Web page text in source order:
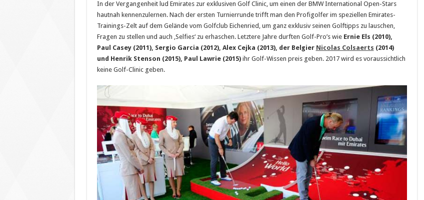
In der Vergangenheit lud Emirates zur exklusiven Golf Clinic, um einen der BMW International Open-Stars
hautnah kennenzulernen. Nach der ersten Turnierrunde trifft man den Profigolfer im speziellen Emirates-
Trainings-Zelt auf dem Gelände vom Golfclub Eichenried, um ganz exklusiv seinen Golftipps zu lauschen,
Fragen zu stellen und auch ‚Selfies‘ zu erhaschen. Letztere Jahre durften Golf-Pro’s wie Ernie Els (2010),
Paul Casey (2011), Sergio Garcia (2012), Alex Cejka (2013), der Belgier Nicolas Colsaerts (2014)
und Henrik Stenson (2015), Paul Lawrie (2015) ihr Golf-Wissen preis geben. 2017 wird es voraussichtlich
keine Golf-Clinic geben.